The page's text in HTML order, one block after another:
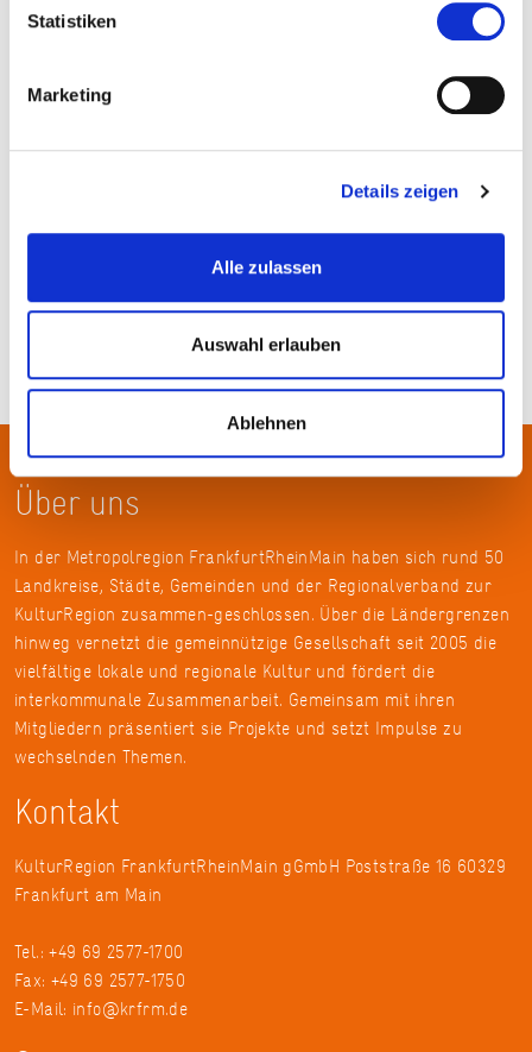
Statistiken
Marketing
Details zeigen
Alle zulassen
Auswahl erlauben
Ablehnen
Über uns
In der Metropolregion FrankfurtRheinMain haben sich rund 50
Landkreise, Städte, Gemeinden und der Regionalverband zur
KulturRegion zusammen-geschlossen. Über die Ländergrenzen
hinweg vernetzt die gemeinnützige Gesellschaft seit 2005 die
vielfältige lokale und regionale Kultur und fördert die
interkommunale Zusammenarbeit. Gemeinsam mit ihren
Mitgliedern präsentiert sie Projekte und setzt Impulse zu
wechselnden Themen.
Kontakt
KulturRegion FrankfurtRheinMain gGmbH Poststraße 16 60329
Frankfurt am Main
Tel.: +49 69 2577-1700
Fax: +49 69 2577-1750
E-Mail: info@krfrm.de